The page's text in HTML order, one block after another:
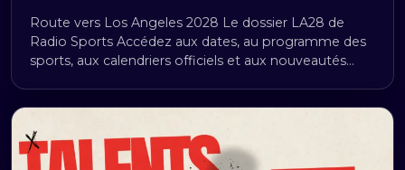
Route vers Los Angeles 2028 Le dossier LA28 de
Radio Sports Accédez aux dates, au programme des
sports, aux calendriers officiels et aux nouveautés…